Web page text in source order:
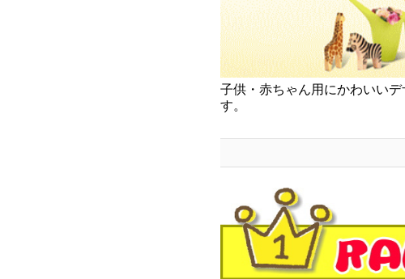
子供・赤ちゃん用にかわいい
す。